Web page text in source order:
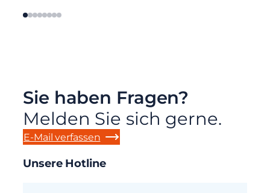
Sie haben Fragen?
Melden Sie sich gerne.
E-Mail verfassen
Unsere Hotline